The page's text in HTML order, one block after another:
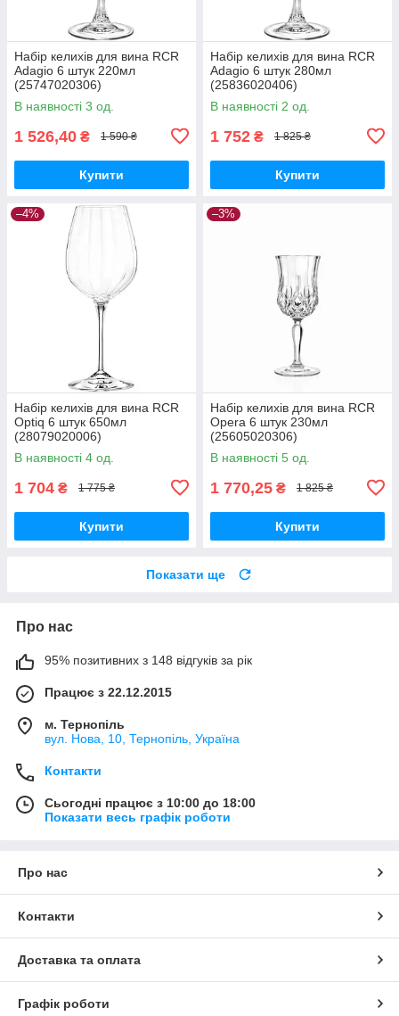
Набір келихів для вина RCR
Adagio 6 штук 220мл
(25747020306)
В наявності 3 од.
1 526,40 ₴ 1 590 ₴
Купити
Набір келихів для вина RCR
Adagio 6 штук 280мл
(25836020406)
В наявності 2 од.
1 752 ₴ 1 825 ₴
Купити
–4%
Набір келихів для вина RCR
Optiq 6 штук 650мл
(28079020006)
В наявності 4 од.
1 704 ₴ 1 775 ₴
Купити
–3%
Набір келихів для вина RCR
Opera 6 штук 230мл
(25605020306)
В наявності 5 од.
1 770,25 ₴ 1 825 ₴
Купити
Показати ще
Про нас
95% позитивних з 148 відгуків за рік
Працює з 22.12.2015
м. Тернопіль
вул. Нова, 10, Тернопіль, Україна
Контакти
Сьогодні працює з 10:00 до 18:00
Показати весь графік роботи
Про нас
Контакти
Доставка та оплата
Графік роботи